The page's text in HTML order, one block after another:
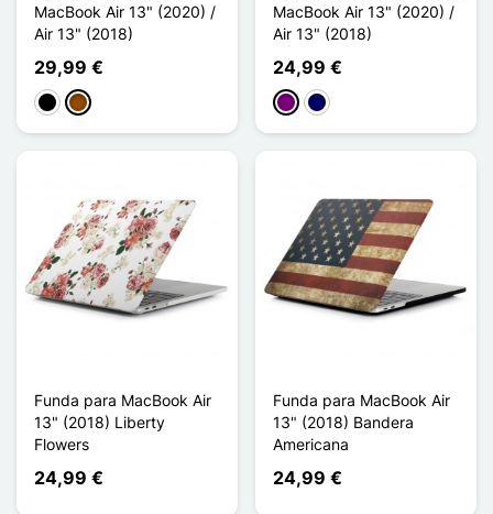
MacBook Air 13" (2020) /
Air 13" (2018)
29,99 €
NegroMarrón
MacBook Air 13" (2020) /
Air 13" (2018)
24,99 €
PúrpuraAzul marino
Funda para MacBook Air
13" (2018) Liberty
Flowers
24,99 €
Funda para MacBook Air
13" (2018) Bandera
Americana
24,99 €